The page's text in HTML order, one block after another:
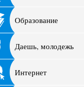
Образование
Даешь, молодежь
Интернет